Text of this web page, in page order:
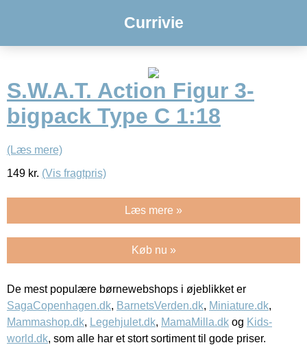
Currivie
S.W.A.T. Action Figur 3-
bigpack Type C 1:18
(Læs mere)
149 kr. (Vis fragtpris)
Læs mere »
Køb nu »
De mest populære børnewebshops i øjeblikket er
SagaCopenhagen.dk, BarnetsVerden.dk, Miniature.dk,
Mammashop.dk, Legehjulet.dk, MamaMilla.dk og Kids-
world.dk, som alle har et stort sortiment til gode priser.